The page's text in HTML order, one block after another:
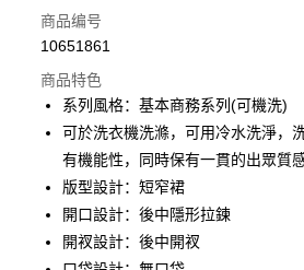
信用卡一次付款
3期 0利率，每期NT$518
合作金库商业银行
华南商业银行
彰
国泰世华商业银行
台湾中小企业银行
汇丰（台湾）商业银行
联邦商业银行
6期 0利率，每期 NT$259
合作金库商业银行
第
华南商业银行
上海商业储蓄银行
台湾中小企业银行
LINE Pay
Apple Pay
街口支付
商品编号
10651861
商品特色
系列風格：基本商務系列(可機洗)
可於洗衣機洗滌，可用冷水洗淨，
有機能性，同時保有一貫的出眾質感
版型設計：短窄裙
開口設計：後中隱形拉鍊
開衩設計：後中開衩